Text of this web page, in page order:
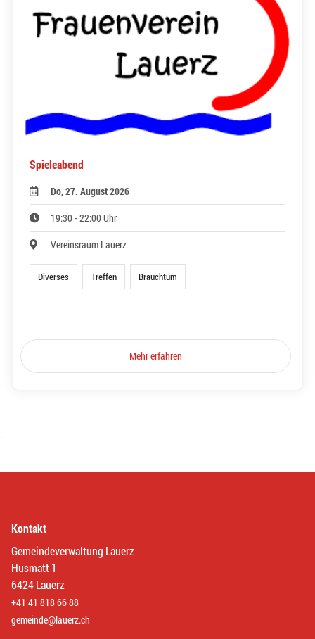
Spieleabend
Do, 27. August 2026
19:30 - 22:00 Uhr
Vereinsraum Lauerz
Diverses Treffen Brauchtum
Mehr erfahren
Kontakt
Gemeindeverwaltung Lauerz
Husmatt 1
6424 Lauerz
+41 41 818 66 88
gemeinde@lauerz.ch